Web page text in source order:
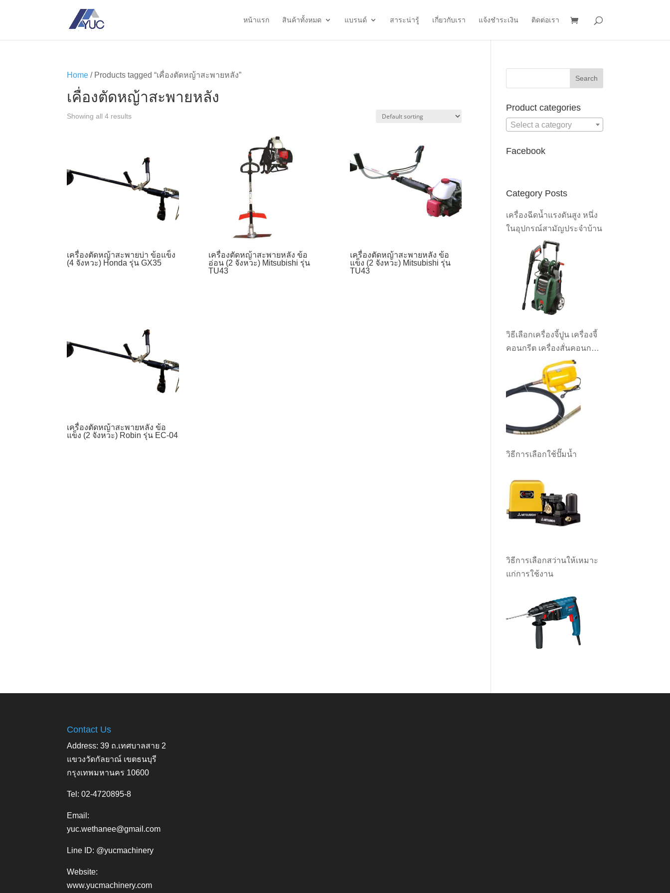
หน้าแรก สินค้าทั้งหมด แบรนด์ สาระน่ารู้ เกี่ยวกับเรา แจ้งชำระเงิน ติดต่อเรา
Home / Products tagged “เคื่องตัดหญ้าสะพายหลัง”
เคื่องตัดหญ้าสะพายหลัง
Showing all 4 results
เครื่องตัดหญ้าสะพายบ่า ข้อแข็ง
(4 จังหวะ) Honda รุ่น GX35
เครื่องตัดหญ้าสะพายหลัง ข้อ
อ่อน (2 จังหวะ) Mitsubishi รุ่น
TU43
เครื่องตัดหญ้าสะพายหลัง ข้อ
แข็ง (2 จังหวะ) Mitsubishi รุ่น
TU43
เครื่องตัดหญ้าสะพายหลัง ข้อ
แข็ง (2 จังหวะ) Robin รุ่น EC-04
Product categories
Select a category
Facebook
Category Posts
เครื่องฉีดน้ำแรงดันสูง หนึ่ง
ในอุปกรณ์สามัญประจำบ้าน
วิธีเลือกเครื่องจี้ปูน เครื่องจี้
คอนกรีต เครื่องสั่นคอนกรีต
ให้เหมาะกับงาน
วิธีการเลือกใช้ปั๊มน้ำ
วิธีการเลือกสว่านให้เหมาะ
แก่การใช้งาน
Contact Us
Address: 39 ถ.เทศบาลสาย 2
แขวงวัดกัลยาณ์ เขตธนบุรี
กรุงเทพมหานคร 10600
Tel: 02-4720895-8
Email:
yuc.wethanee@gmail.com
Line ID: @yucmachinery
Website:
www.yucmachinery.com